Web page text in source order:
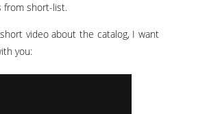
from short-list.
video about the catalog, I want
you: